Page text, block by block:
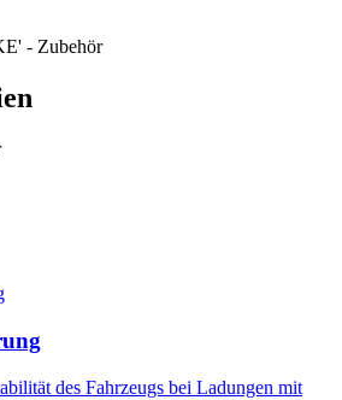
des Fahrzeugs bei Ladungen mit